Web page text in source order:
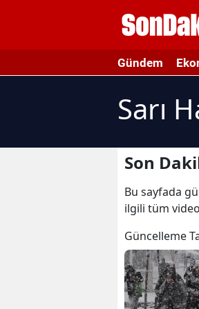
Gündem
Sarı
Son
Bu sayfada
ilgili tüm
Güncelleme